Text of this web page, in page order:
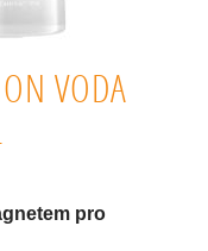
VODA
pro